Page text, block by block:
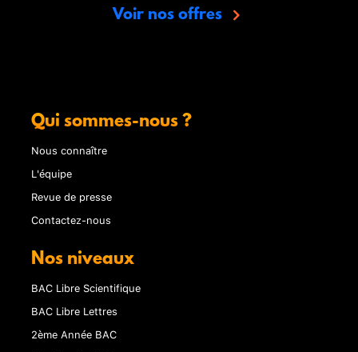
Voir nos offres
Qui sommes-nous ?
Nous connaître
L'équipe
Revue de presse
Contactez-nous
Nos niveaux
BAC Libre Scientifique
BAC Libre Lettres
2ème Année BAC